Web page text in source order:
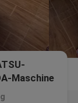
Maschine